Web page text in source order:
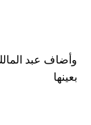
وأضاف عبد
بعينها